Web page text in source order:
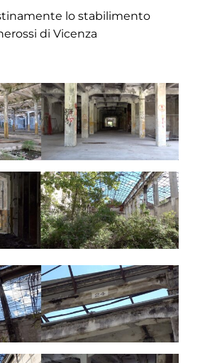
lo stabilimento
di Vicenza